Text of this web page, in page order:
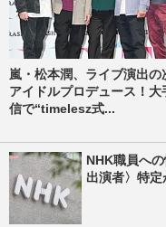
嵐・松本潤、ライブ演出の
アイドルプロデュース！大
信で“timelesz式...
NHK職員へ
出演者〉特